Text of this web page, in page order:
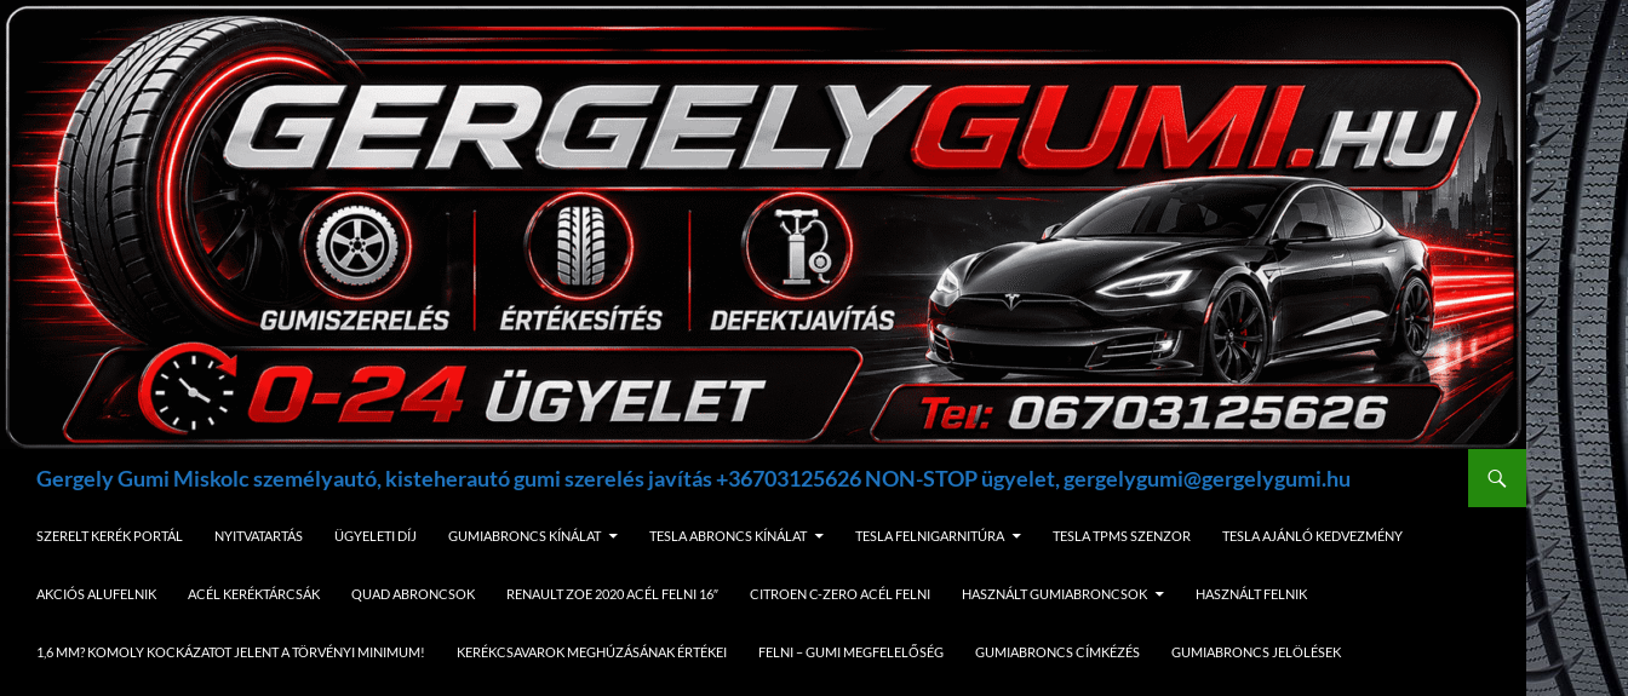
Kilépés
tartalomba
Gergely Gumi Miskolc személyautó, kisteherautó gumi szerelés javítás +36703125626 NON-STOP ügyelet, gergelygumi@gergelygumi.hu
SZERELT KERÉK PORTÁL NYITVATARTÁS ÜGYELETI DÍJ GUMIABRONCS KÍNÁLAT TESLA ABRONCS KÍNÁLAT TESLA FELNIGARNITÚRA TESLA TPMS SZENZOR TESLA AJÁNLÓ KEDVEZMÉNY
AKCIÓS ALUFELNIK ACÉL KERÉKTÁRCSÁK QUAD ABRONCSOK RENAULT ZOE 2020 ACÉL FELNI 16″ CITROEN C-ZERO ACÉL FELNI HASZNÁLT GUMIABRONCSOK HASZNÁLT FELNIK
1,6 MM? KOMOLY KOCKÁZATOT JELENT A TÖRVÉNYI MINIMUM! KERÉKCSAVAROK MEGHÚZÁSÁNAK ÉRTÉKEI FELNI – GUMI MEGFELELŐSÉG GUMIABRONCS CÍMKÉZÉS GUMIABRONCS JELÖLÉSEK